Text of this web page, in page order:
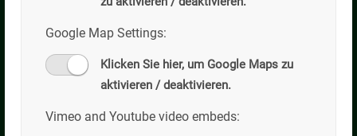
Google Map Settings:
Klicken Sie hier, um Google Maps zu
aktivieren / deaktivieren.
Vimeo and Youtube video embeds:
Kilian Willibald GmbH